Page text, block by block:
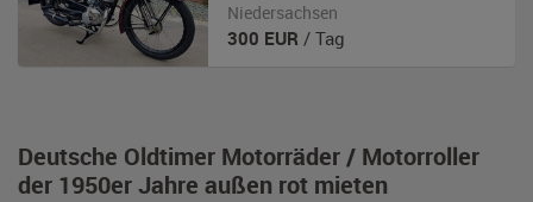
Deutsche Oldtimer Motorräder / Motorroller
der 1950er Jahre außen rot mieten
Niedersachsen
300 EUR / Tag